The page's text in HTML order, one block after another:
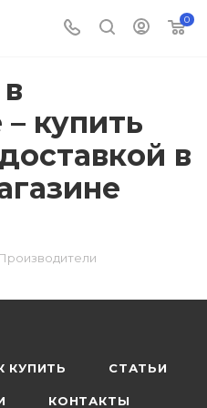
0
купить
в
КУПИТЬ СТАТЬИ
КОНТАКТЫ